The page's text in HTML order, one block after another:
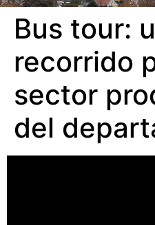
Bus tour:
recorrido
sector
del